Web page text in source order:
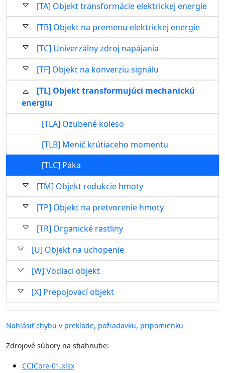
[TA] Objekt transformácie elektrickej energie
[TB] Objekt na premenu elektrickej energie
[TC] Univerzálny zdroj napájania
[TF] Objekt na konverziu signálu
[TL] Objekt transformujúci mechanickú
energiu
[TLA] Ozubené koleso
[TLB] Menič krútiaceho momentu
[TLC] Páka
[TM] Objekt redukcie hmoty
[TP] Objekt na pretvorenie hmoty
[TR] Organické rastliny
[U] Objekt na uchopenie
[W] Vodiaci objekt
[X] Prepojovací objekt
Nahlásiť chybu v preklade, požiadavku, pripomienku
Zdrojové súbory na stiahnutie:
CCICore-01.xlsx